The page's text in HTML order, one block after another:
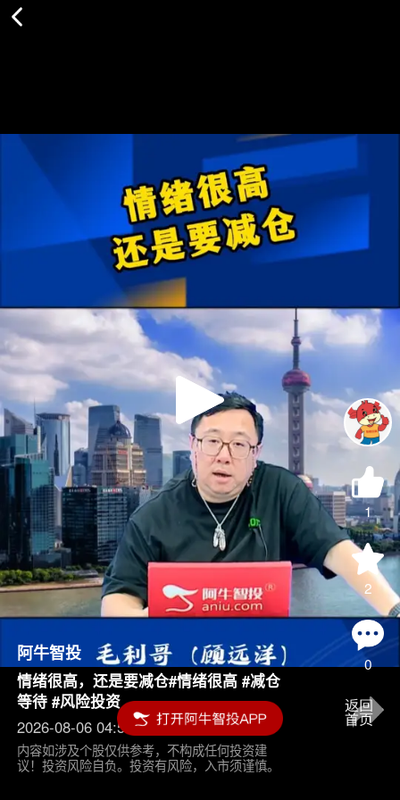
Play
Video
1
2
0
阿牛智投
情绪很高，还是要减仓#情绪很高 #减仓
等待 #风险投资
2026-08-06 04:55
内容如涉及个股仅供参考，不构成任何投资建
议！投资风险自负。投资有风险，入市须谨慎。